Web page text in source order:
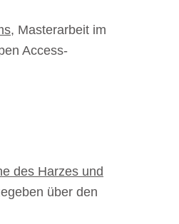
, Masterarbeit im
Access-
des Harzes und
über den